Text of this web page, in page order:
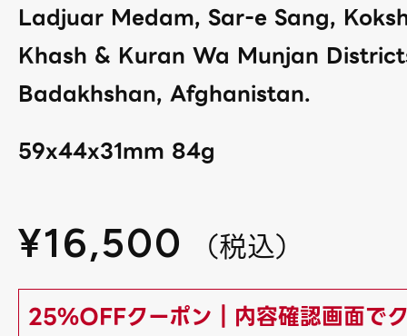
Ladjuar Medam, Sar-e Sang,
Khash & Kuran Wa Munjan
Badakhshan, Afghanistan.
59x44x31mm 84g
¥16,500 （税込）
25%OFFクーポン｜内容確認画面で